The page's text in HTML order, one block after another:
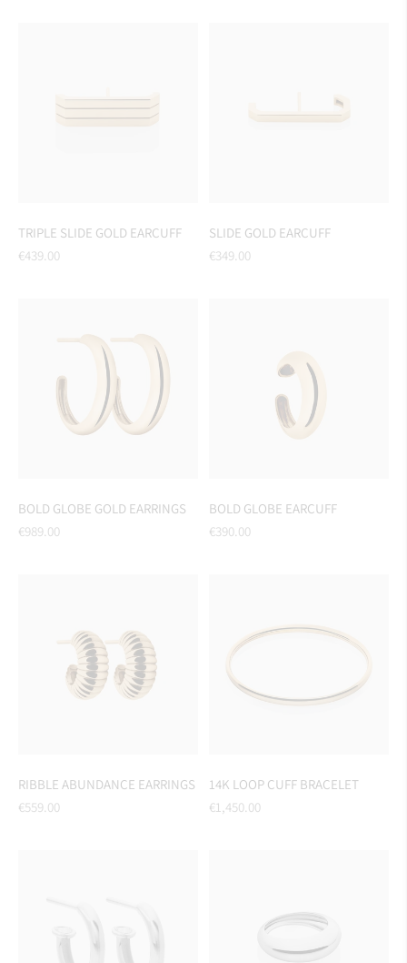
TRIPLE SLIDE GOLD EARCUFF
Regular
€439.00
SLIDE GOLD EARCUFF
Regular
€349.00
BOLD GLOBE GOLD EARRINGS
Regular
€989.00
BOLD GLOBE EARCUFF
Regular
€390.00
RIBBLE ABUNDANCE EARRINGS
Regular
€559.00
14K LOOP CUFF BRACELET
Regular
€1,450.00